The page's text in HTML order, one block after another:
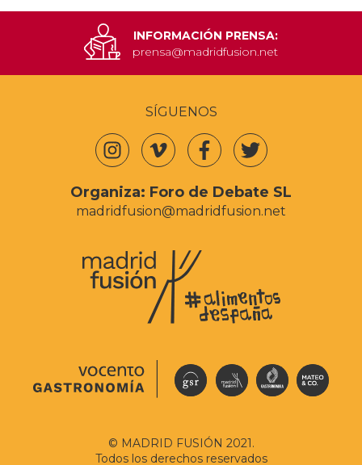
INFORMACIÓN PRENSA:
prensa@madridfusion.net
SÍGUENOS
Organiza: Foro de Debate SL
madridfusion@madridfusion.net
© MADRID FUSIÓN 2021.
Todos los derechos reservados